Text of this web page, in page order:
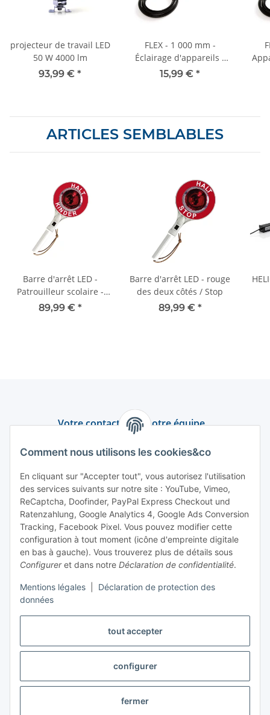
tout accepter
configurer
fermer
Comment nous utilisons les cookies&co
En cliquant sur "Accepter tout", vous autorisez l'utilisation
des services suivants sur notre site : YouTube, Vimeo,
ReCaptcha, Doofinder, PayPal Express Checkout und
Ratenzahlung, Google Analytics 4, Google Ads Conversion
Tracking, Facebook Pixel. Vous pouvez modifier cette
configuration à tout moment (icône d'empreinte digitale
en bas à gauche). Vous trouverez plus de détails sous
Configureret dans notre Déclaration de confidentialité.
Mentions légales
Déclaration de protection des
données
projecteur de travail LED
50 W 4000 lm
93,99 € *
FLEX - 1 000 mm -
Éclairage d'appareils /
de compartiments de
15,99 € *
ARTICLES SEMBLABLES
Barre d'arrêt LED -
Patrouilleur scolaire -
rouge des deux côtés
89,99 € *
Barre d'arrêt LED - rouge
des deux côtés / Stop
89,99 € *
Votre contact avec notre équipe
+49 (0) 6550 979 969-0
Trouver un interlocuteur
Information et service
Paiement et livraison